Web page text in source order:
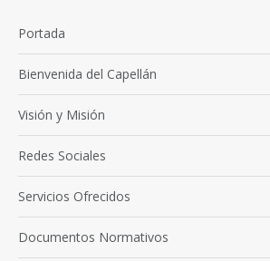
Portada
Bienvenida del Capellán
Visión y Misión
Redes Sociales
Servicios Ofrecidos
Documentos Normativos